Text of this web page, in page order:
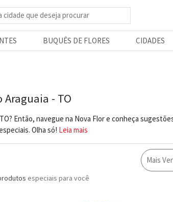
BUQUÊS DE FLORES CIDADES
Araguaia - TO
Então, navegue na Nova Flor e conheça
Olha só! Leia mais
Mais
especiais para você